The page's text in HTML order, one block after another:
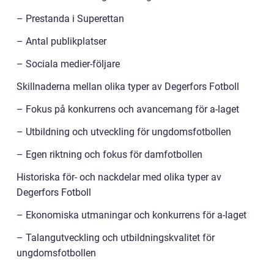
– Prestanda i Superettan
– Antal publikplatser
– Sociala medier-följare
Skillnaderna mellan olika typer av Degerfors Fotboll
– Fokus på konkurrens och avancemang för a-laget
– Utbildning och utveckling för ungdomsfotbollen
– Egen riktning och fokus för damfotbollen
Historiska för- och nackdelar med olika typer av
Degerfors Fotboll
– Ekonomiska utmaningar och konkurrens för a-laget
– Talangutveckling och utbildningskvalitet för
ungdomsfotbollen